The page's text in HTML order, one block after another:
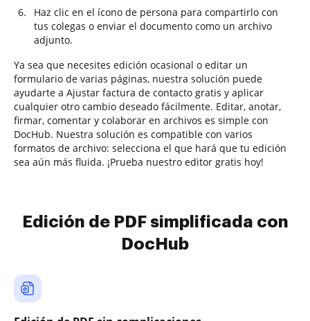
Haz clic en el ícono de persona para compartirlo con
tus colegas o enviar el documento como un archivo
adjunto.
Ya sea que necesites edición ocasional o editar un
formulario de varias páginas, nuestra solución puede
ayudarte a Ajustar factura de contacto gratis y aplicar
cualquier otro cambio deseado fácilmente. Editar, anotar,
firmar, comentar y colaborar en archivos es simple con
DocHub. Nuestra solución es compatible con varios
formatos de archivo: selecciona el que hará que tu edición
sea aún más fluida. ¡Prueba nuestro editor gratis hoy!
Edición de PDF simplificada con
DocHub